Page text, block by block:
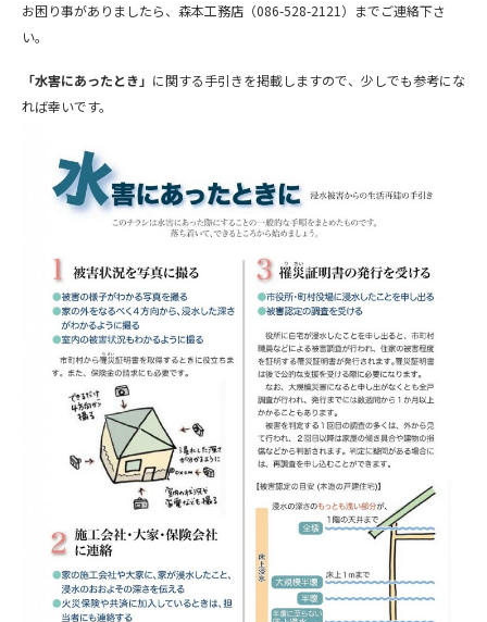
お困り事がありましたら、森本工務店（086-528-2121）までご連絡下さ
い。
「水害にあったとき」 に関する手引きを掲載しますので、少しでも参考にな
れば幸いです。